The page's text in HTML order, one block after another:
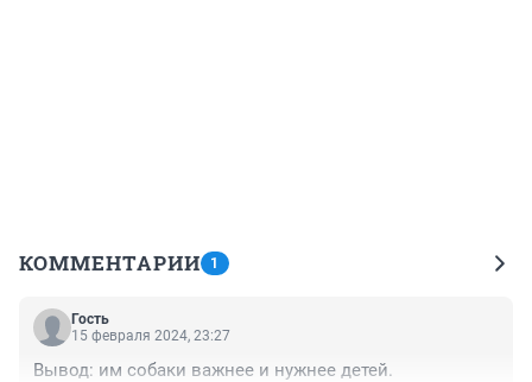
КОММЕНТАРИИ 1
Гость
15 февраля 2024, 23:27
Вывод: им собаки важнее и нужнее детей.